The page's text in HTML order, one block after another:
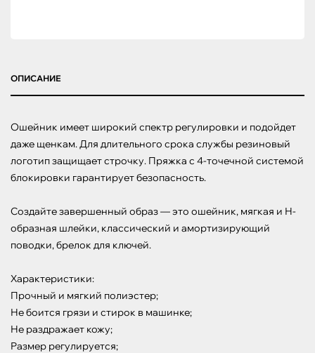
ОПИСАНИЕ
Ошейник имеет широкий спектр регулировки и подойдет
даже щенкам. Для длительного срока службы резиновый
логотип защищает строчку. Пряжка с 4-точечной системой
блокировки гарантирует безопасность.
Создайте завершенный образ — это ошейник, мягкая и Н-
образная шлейки, классический и амортизирующий
поводки, брелок для ключей.
Характеристики:
Прочный и мягкий полиэстер;
Не боится грязи и стирок в машинке;
Не раздражает кожу;
Размер регулируется;